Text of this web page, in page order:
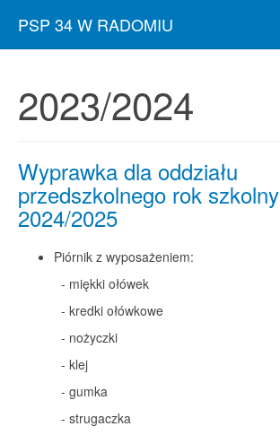
PSP 34 W RADOMIU
2023/2024
Wyprawka dla oddziału
przedszkolnego rok szkolny
2024/2025
Piórnik z wyposażeniem:
- miękki ołówek
- kredki ołówkowe
- nożyczki
- klej
- gumka
- strugaczka